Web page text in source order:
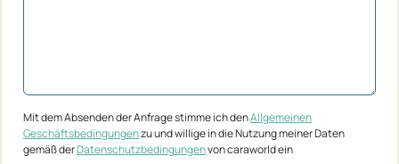
Mit dem Absenden der Anfrage stimme ich denAllgemeinen
Geschäftsbedingungenzu und willige in die Nutzung meiner Daten
gemäß derDatenschutzbedingungenvon caraworld ein